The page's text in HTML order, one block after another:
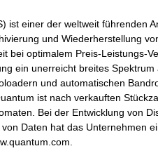
ist einer der weltweit führenden
und Wiederherstellung
bei optimalem Preis-Leistungs-
ein unerreicht breites
und automatischen
ist nach verkauften
Bei der Entwicklung von
Daten hat das Unternehmen